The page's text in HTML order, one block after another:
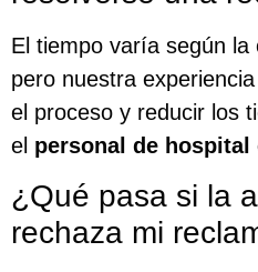
El tiempo varía según la
pero nuestra
el proceso y reducir los
el personal de hospital
¿Qué pasa si la
rechaza mi